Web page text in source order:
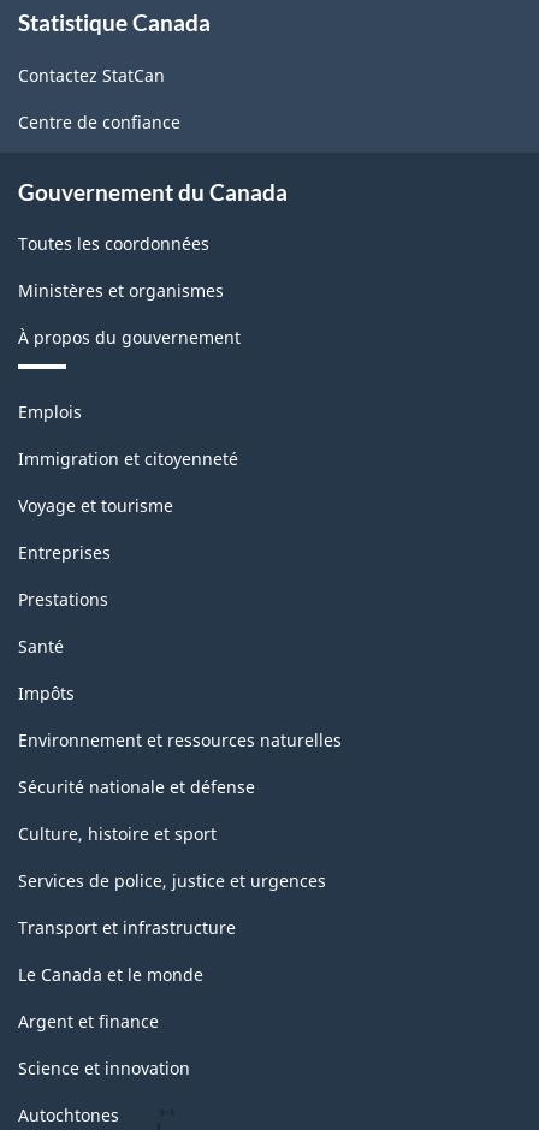
-
propos
ce
site
Statistique Canada
Contactez StatCan
Centre de confiance
Gouvernement du Canada
Toutes les coordonnées
Ministères et organismes
À propos du gouvernement
Thèmes
sujets
Emplois
Immigration et citoyenneté
Voyage et tourisme
Entreprises
Prestations
Santé
Impôts
Environnement et ressources naturelles
Sécurité nationale et défense
Culture, histoire et sport
Services de police, justice et urgences
Transport et infrastructure
Le Canada et le monde
Argent et finance
Science et innovation
Autochtones